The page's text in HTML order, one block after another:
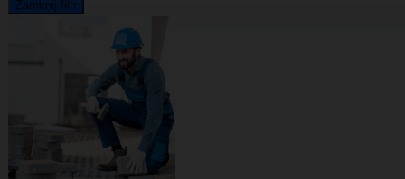
Zamknij filtr